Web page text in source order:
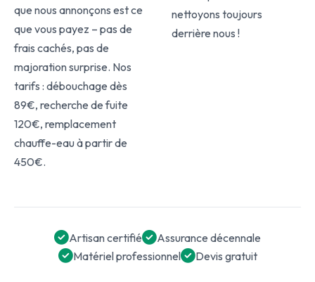
que nous annonçons est ce
que vous payez – pas de
frais cachés, pas de
majoration surprise. Nos
tarifs : débouchage dès
89€, recherche de fuite
120€, remplacement
chauffe-eau à partir de
450€.
nettoyons toujours
derrière nous !
Artisan certifié
Assurance décennale
Matériel professionnel
Devis gratuit